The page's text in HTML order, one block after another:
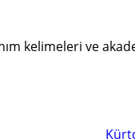
kelimeleri ve